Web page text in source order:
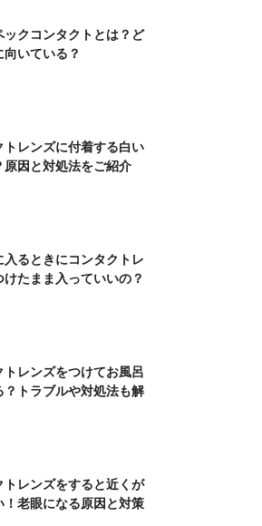
ックコンタクトとは？ど
向いている？
トレンズに付着する白い
原因と対処法をご紹介
入るときにコンタクトレ
けたまま入っていいの？
トレンズをつけてお風呂
？トラブルや対処法も解
トレンズをすると近くが
！老眼になる原因と対策